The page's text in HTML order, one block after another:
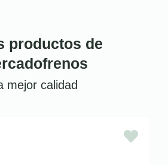
productos de
mejor calidad